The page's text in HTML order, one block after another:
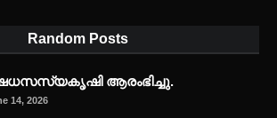
Random Posts
ആരംഭിച്ചു.
14, 2026